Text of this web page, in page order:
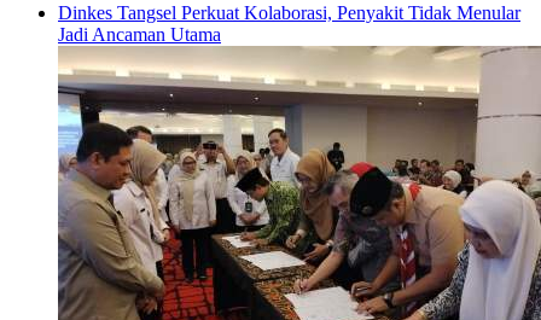
Dinkes Tangsel Perkuat Kolaborasi, Penyakit Tidak Menular
Jadi Ancaman Utama